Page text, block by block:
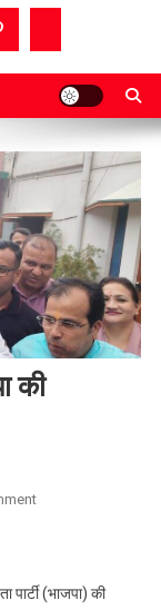
की
On
पर
पार्टी (भाजपा) की